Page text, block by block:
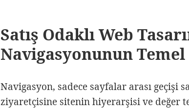
Satış Odaklı Web
Navigasyonunun
Navigasyon, sadece sayfalar arası geçişi
ziyaretçisine sitenin hiyerarşisi ve değer